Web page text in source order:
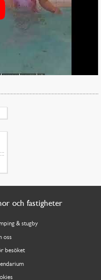
och fastigheter
& stugby
oss
besöket